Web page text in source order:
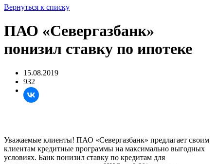
Вернуться к списку
ПАО «Севергазбанк»
понизил ставку по ипотеке
15.08.2019
932
Уважаемые клиенты! ПАО «Севергазбанк» предлагает своим
клиентам кредитные программы на максимально выгодных
условиях. Банк понизил ставку по кредитам для